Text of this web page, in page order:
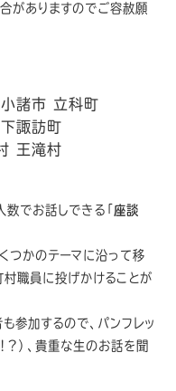
がありますのでご容赦願
諸市 立科町
諏訪町
王滝村
でお話しできる「 座談
つかのテーマに沿って移
職員に投げかけることが
参加するので、パンフレッ
？）、貴重な生のお話を聞